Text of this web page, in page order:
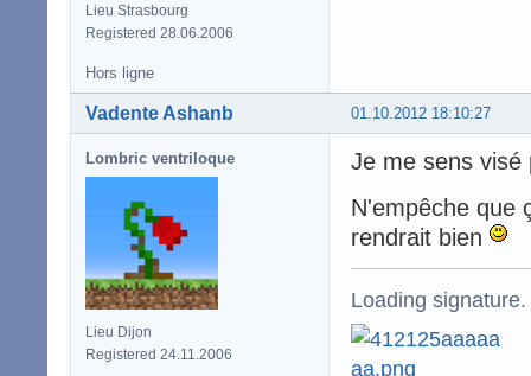
Lieu Strasbourg
Registered 28.06.2006
Hors ligne
01.10.2012 18:10:27
Vadente Ashanb
Lombric ventriloque
Lieu Dijon
Registered 24.11.2006
Je me sens
N'empêche que
rendrait bien
Loading signature.